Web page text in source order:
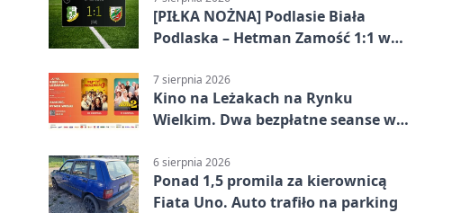
[PIŁKA NOŻNA] Podlasie Biała
Podlaska – Hetman Zamość 1:1 w
podział punktów po bezbramkowej
pierwszej połowie
7 sierpnia 2026
Kino na Leżakach na Rynku
Wielkim. Dwa bezpłatne seanse w
6 sierpnia 2026
Ponad 1,5 promila za kierownicą
Fiata Uno. Auto trafiło na parking